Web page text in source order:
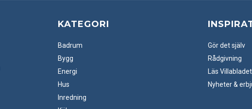
KATEGORI
Badrum
Bygg
Energi
Hus
Inredning
Gör det själv
Rådgivning
Läs Villabladet
Nyheter &